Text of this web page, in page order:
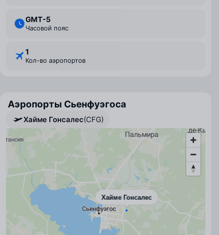
GMT-5
Часовой пояс
1
Кол-во аэропортов
Аэропорты Сьенфуэгоса
Хайме Гонсалес(CFG)
Хайме Гонсалес